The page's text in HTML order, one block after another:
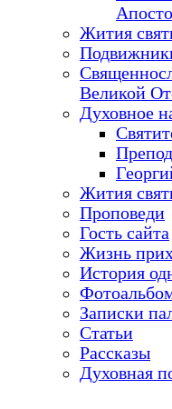
Жития
Великой
Духовное
Жития
Проповеди
Гость сайта
Жизнь
История
Записки
Статьи
Рассказы
Духовная